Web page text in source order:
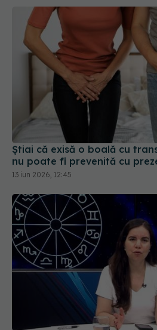
Știai că exisă o boală cu
nu poate fi prevenită cu
13 iun 2026, 12:45